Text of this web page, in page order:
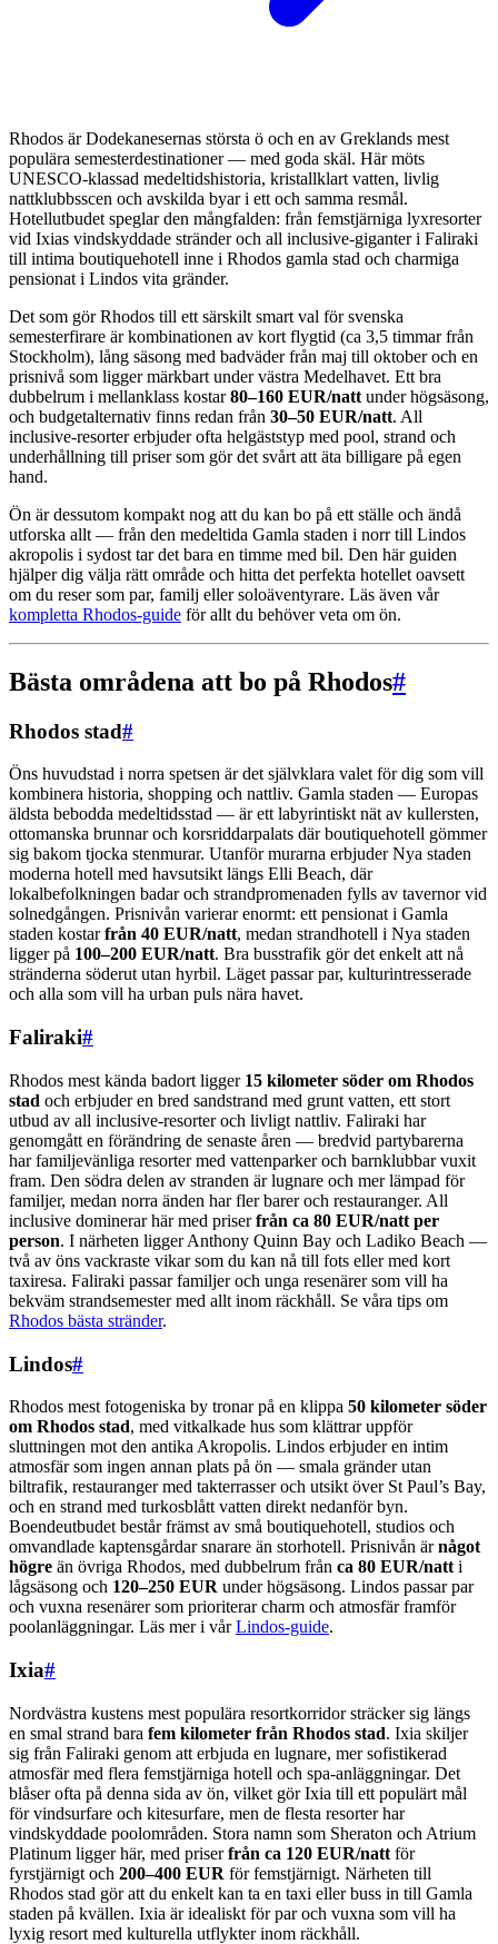
Rhodos är Dodekanesernas största ö och en av Greklands mest
populära semesterdestinationer — med goda skäl. Här möts
UNESCO-klassad medeltidshistoria, kristallklart vatten, livlig
nattklubbsscen och avskilda byar i ett och samma resmål.
Hotellutbudet speglar den mångfalden: från femstjärniga lyxresorter
vid Ixias vindskyddade stränder och all inclusive-giganter i Faliraki
till intima boutiquehotell inne i Rhodos gamla stad och charmiga
pensionat i Lindos vita gränder.
Det som gör Rhodos till ett särskilt smart val för svenska
semesterfirare är kombinationen av kort flygtid (ca 3,5 timmar från
Stockholm), lång säsong med badväder från maj till oktober och en
prisnivå som ligger märkbart under västra Medelhavet. Ett bra
dubbelrum i mellanklass kostar80–160 EUR/natt under högsäsong,
och budgetalternativ finns redan från 30–50 EUR/natt. All
inclusive-resorter erbjuder ofta helgäststyp med pool, strand och
underhållning till priser som gör det svårt att äta billigare på egen
hand.
Ön är dessutom kompakt nog att du kan bo på ett ställe och ändå
utforska allt — från den medeltida Gamla staden i norr till Lindos
akropolis i sydost tar det bara en timme med bil. Den här guiden
hjälper dig välja rätt område och hitta det perfekta hotellet oavsett
om du reser som par, familj eller soloäventyrare. Läs även vår
kompletta Rhodos-guide för allt du behöver veta om ön.
Bästa områdena att bo på Rhodos#
Rhodos stad#
Öns huvudstad i norra spetsen är det självklara valet för dig som vill
kombinera historia, shopping och nattliv. Gamla staden — Europas
äldsta bebodda medeltidsstad — är ett labyrintiskt nät av kullersten,
ottomanska brunnar och korsriddarpalats där boutiquehotell gömmer
sig bakom tjocka stenmurar. Utanför murarna erbjuder Nya staden
moderna hotell med havsutsikt längs Elli Beach, där
lokalbefolkningen badar och strandpromenaden fylls av tavernor vid
solnedgången. Prisnivån varierar enormt: ett pensionat i Gamla
staden kostarfrån 40 EUR/natt, medan strandhotell i Nya staden
ligger på 100–200 EUR/natt. Bra busstrafik gör det enkelt att nå
stränderna söderut utan hyrbil. Läget passar par, kulturintresserade
och alla som vill ha urban puls nära havet.
Faliraki#
Rhodos mest kända badort ligger 15 kilometer söder om Rhodos
stad och erbjuder en bred sandstrand med grunt vatten, ett stort
utbud av all inclusive-resorter och livligt nattliv. Faliraki har
genomgått en förändring de senaste åren — bredvid partybarerna
har familjevänliga resorter med vattenparker och barnklubbar vuxit
fram. Den södra delen av stranden är lugnare och mer lämpad för
familjer, medan norra änden har fler barer och restauranger. All
inclusive dominerar här med priserfrån ca 80 EUR/natt per
person. I närheten ligger Anthony Quinn Bay och Ladiko Beach —
två av öns vackraste vikar som du kan nå till fots eller med kort
taxiresa. Faliraki passar familjer och unga resenärer som vill ha
bekväm strandsemester med allt inom räckhåll. Se våra tips om
Rhodos bästa stränder.
Lindos#
Rhodos mest fotogeniska by tronar på en klippa 50 kilometer söder
om Rhodos stad, med vitkalkade hus som klättrar uppför
sluttningen mot den antika Akropolis. Lindos erbjuder en intim
atmosfär som ingen annan plats på ön — smala gränder utan
biltrafik, restauranger med takterrasser och utsikt över St Paul’s Bay,
och en strand med turkosblått vatten direkt nedanför byn.
Boendeutbudet består främst av små boutiquehotell, studios och
omvandlade kaptensgårdar snarare än storhotell. Prisnivån ärnågot
högre än övriga Rhodos, med dubbelrum från ca 80 EUR/natt i
lågsäsong och 120–250 EUR under högsäsong. Lindos passar par
och vuxna resenärer som prioriterar charm och atmosfär framför
poolanläggningar. Läs mer i vårLindos-guide.
Ixia#
Nordvästra kustens mest populära resortkorridor sträcker sig längs
en smal strand bara fem kilometer från Rhodos stad. Ixia skiljer
sig från Faliraki genom att erbjuda en lugnare, mer sofistikerad
atmosfär med flera femstjärniga hotell och spa-anläggningar. Det
blåser ofta på denna sida av ön, vilket gör Ixia till ett populärt mål
för vindsurfare och kitesurfare, men de flesta resorter har
vindskyddade poolområden. Stora namn som Sheraton och Atrium
Platinum ligger här, med priserfrån ca 120 EUR/natt för
fyrstjärnigt och 200–400 EUR för femstjärnigt. Närheten till
Rhodos stad gör att du enkelt kan ta en taxi eller buss in till Gamla
staden på kvällen. Ixia är idealiskt för par och vuxna som vill ha
lyxig resort med kulturella utflykter inom räckhåll.